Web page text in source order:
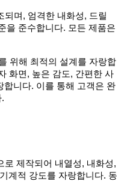
되며, 엄격한 내화성, 드릴
을 준수합니다. 모든 제품은
위해 최적의 설계를 자랑합
화면, 높은 감도, 간편한 사
합니다. 이를 통해 고객은 완
로 제작되어 내열성, 내화성,
계적 강도를 자랑합니다. 동